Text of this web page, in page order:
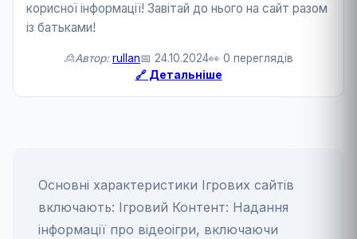
корисної інформації! Завітай до нього на сайт разом
із батьками!
🙎Автор: rullan📅 24.10.2024👀 0 переглядів
🔗 Детальніше
Основні характеристики Ігрових сайтів
включають: Ігровий Контент: Надання
інформації про відеоігри, включаючи